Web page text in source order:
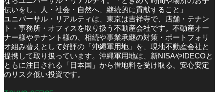
伝いをし、人・社会・自然へ、継続的に貢献すること」
ユニバーサル・リアルティは、東京は吉祥寺で、店舗・テナン
ト・事務所・オフィスを取り扱う不動産会社です。不動産オー
ナー様やテナント様の、相続や事業承継の対策・ポートフォリ
オ組み替えとして好評の「沖縄軍用地」を、現地不動産会社と
提携して取り扱っています。沖縄軍用地は、新NISAやIDECOと
ともに注目される「日本国」から借地料を受け取る、安心安定
のリスク低い投資です。